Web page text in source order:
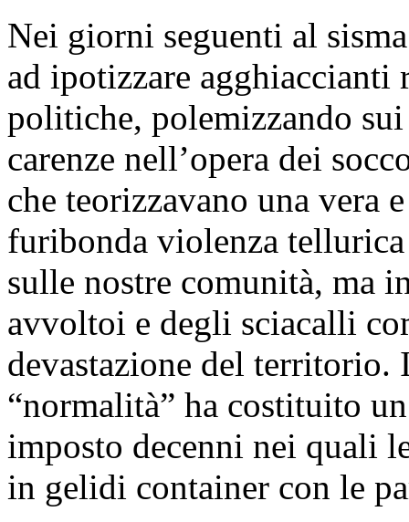
Nei giorni seguenti al
ad ipotizzare
politiche, polemizzando
carenze nell’opera dei
che teorizzavano una vera
furibonda violenza
sulle nostre comunità, ma
avvoltoi e degli sciacalli
devastazione del
“normalità” ha costituito
imposto decenni nei quali
in gelidi container con le